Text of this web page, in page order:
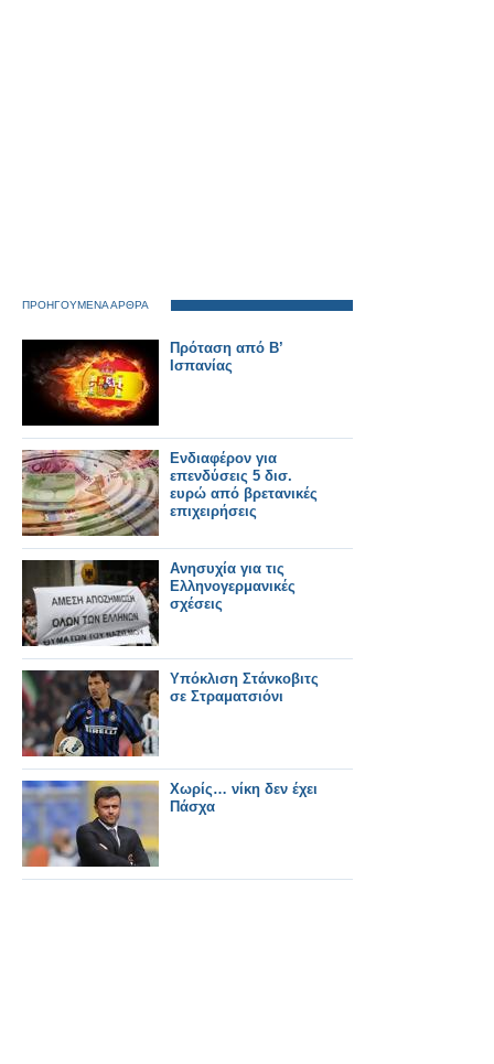
ΠΡΟΗΓΟΥΜΕΝΑ ΑΡΘΡΑ
Πρόταση από Β’
Ισπανίας
Ενδιαφέρον για
επενδύσεις 5 δισ.
ευρώ από βρετανικές
επιχειρήσεις
Ανησυχία για τις
Ελληνογερμανικές
σχέσεις
Υπόκλιση Στάνκοβιτς
σε Στραματσιόνι
Χωρίς… νίκη δεν έχει
Πάσχα